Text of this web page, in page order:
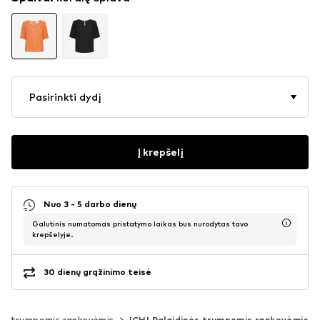
Pasirinkti dydį
Į krepšelį
Nuo 3 - 5 darbo dienų
Galutinis numatomas pristatymo laikas bus nurodytas tavo
krepšelyje.
30 dienų grąžinimo teisė